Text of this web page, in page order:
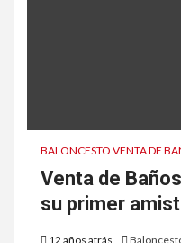
BALONCESTO VENTA DE
Venta de
su primer
12 años atrás